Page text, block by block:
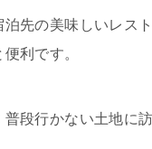
泊先の美味しいレス
利です。
普段行かない土地に